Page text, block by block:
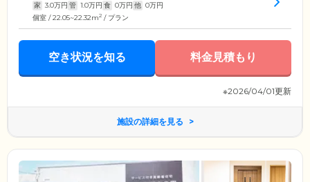
家 3.0万円 管 1.0万円 食 0万円 他 0万円
個室 / 22.05~22.32m2 / プラン
空き状況を知る 料金見積もり
※2026/04/01更新
施設の詳細を見る